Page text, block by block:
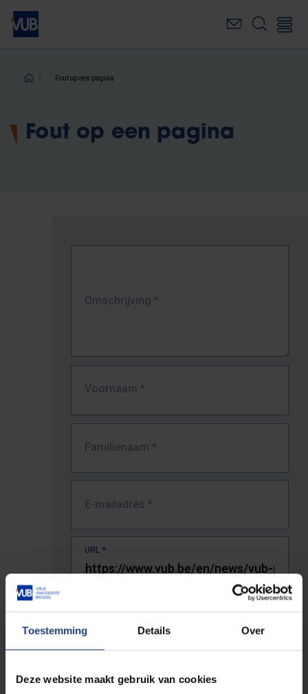
Toestemming Details Over
Deze website maakt gebruik van cookies
Overslaan
naar
inhoudKruimelpad
Fout op een pagina
Fout op een pagina
Omschrijving *
Voornaam *
Familienaam *
E-mailadres *
URL *
De volledige URL van de pagina waar je de fout zag.